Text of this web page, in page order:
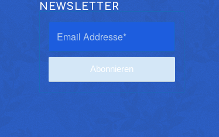
NEWSLETTER